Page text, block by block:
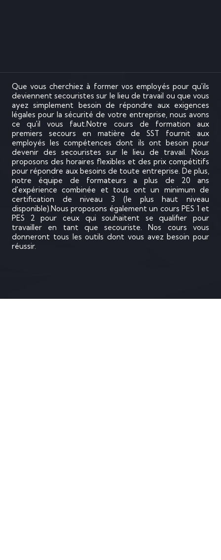
Que vous cherchiez à former vos employés pour qu'ils
deviennent secouristes sur le lieu de travail ou que vous
ayez simplement besoin de répondre aux exigences
légales pour la sécurité de votre entreprise, nous avons
ce qu'il vous faut.Notre cours de formation aux
premiers secours en matière de SST fournit aux
employés les compétences dont ils ont besoin pour
devenir des secouristes sur le lieu de travail. Nous
proposons des horaires flexibles et des prix compétitifs
pour répondre aux besoins de toute entreprise. De plus,
notre équipe de formateurs a plus de 20 ans
d'expérience combinée et tous ont un minimum de
certification de niveau 3 (le plus haut niveau
disponible).Nous proposons également un cours PES 1 et
PES 2 pour ceux qui souhaitent se qualifier pour
travailler en tant que secouriste. Nos cours vous
donneront tous les outils dont vous avez besoin pour
réussir.